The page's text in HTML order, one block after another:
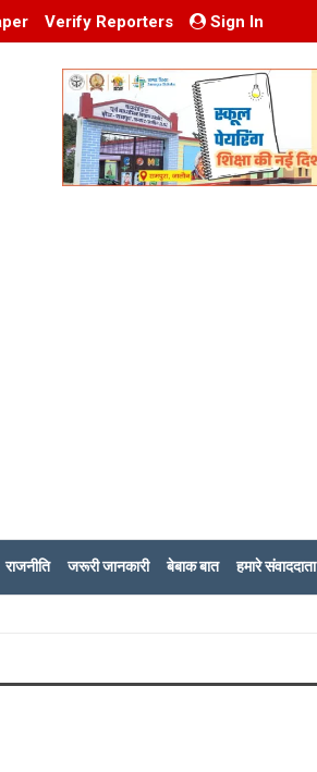
Verify Reporters Sign In
राजनीति जरूरी जानकारी बेबाक बात हमारे संवाददाता